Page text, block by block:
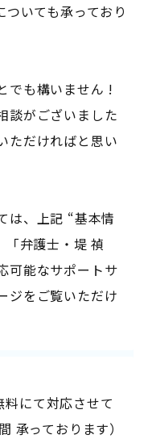
いても承っており
でも構いません !
談がございました
ただければと思い
は、上記 “基本情
「弁護士・堤 禎
可能なサポートサ
ジをご覧いただけ
にて対応させて
承っております）